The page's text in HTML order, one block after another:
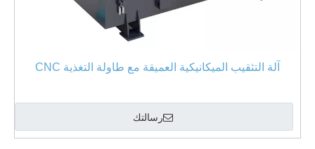
آلة التثقيب الميكانيكية العميقة مع طاولة التغذية CNC
رسالتك